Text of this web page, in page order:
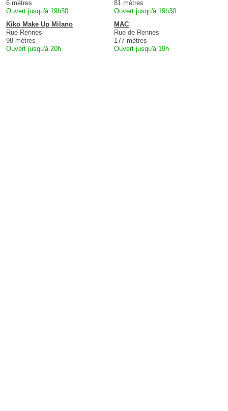
6 mètres
Ouvert jusqu'à 19h30
81 mètres
Ouvert jusqu'à 19h30
Kiko Make Up Milano
Rue Rennes
98 mètres
Ouvert jusqu'à 20h
MAC
Rue de Rennes
177 mètres
Ouvert jusqu'à 19h